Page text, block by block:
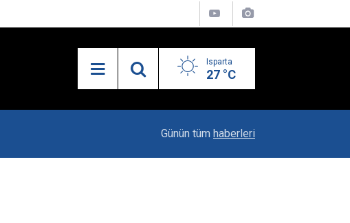
Isparta
27 °C
Vali Erin: Bu İşin Kenarında Olanlara Bile Bu
Günün tüm haberleri